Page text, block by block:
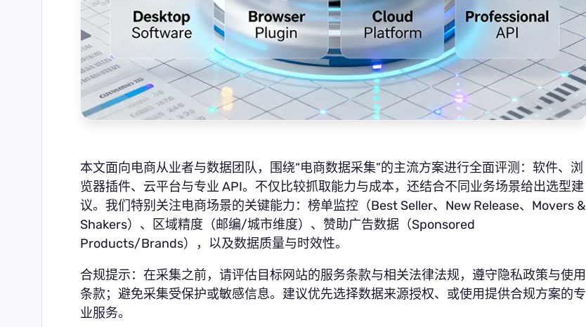
本文面向电商从业者与数据团队，围绕“电商数据采集”的主流方案进行全面评测：软件、浏
览器插件、云平台与专业 API。不仅比较抓取能力与成本，还结合不同业务场景给出选型建
议。我们特别关注电商场景的关键能力：榜单监控（Best Seller、New Release、Movers &
Shakers）、区域精度（邮编/城市维度）、赞助广告数据（Sponsored
Products/Brands），以及数据质量与时效性。
合规提示：在采集之前，请评估目标网站的服务条款与相关法律法规，遵守隐私政策与使用
条款；避免采集受保护或敏感信息。建议优先选择数据来源授权、或使用提供合规方案的专
业服务。